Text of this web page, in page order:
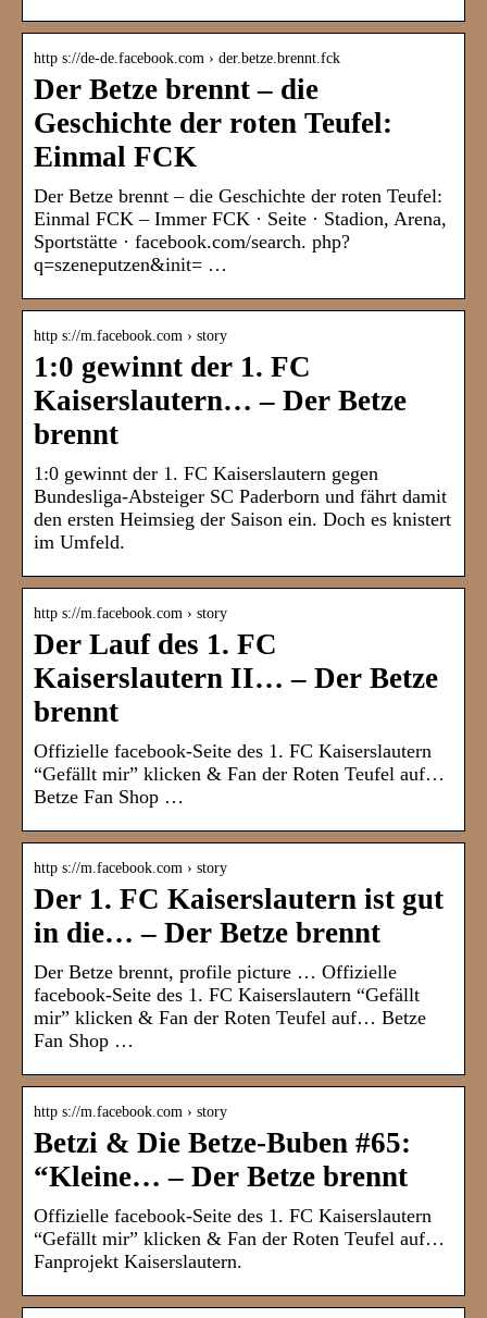
http s://de-de.facebook.com › der.betze.brennt.fck
Der Betze brennt – die
Geschichte der roten Teufel:
Einmal FCK
Der Betze brennt – die Geschichte der roten Teufel:
Einmal FCK – Immer FCK · Seite · Stadion, Arena,
Sportstätte · facebook.com/search. php?
q=szeneputzen&init= …
http s://m.facebook.com › story
1:0 gewinnt der 1. FC
Kaiserslautern… – Der Betze
brennt
1:0 gewinnt der 1. FC Kaiserslautern gegen
Bundesliga-Absteiger SC Paderborn und fährt damit
den ersten Heimsieg der Saison ein. Doch es knistert
im Umfeld.
http s://m.facebook.com › story
Der Lauf des 1. FC
Kaiserslautern II… – Der Betze
brennt
Offizielle facebook-Seite des 1. FC Kaiserslautern
“Gefällt mir” klicken & Fan der Roten Teufel auf…
Betze Fan Shop …
http s://m.facebook.com › story
Der 1. FC Kaiserslautern ist gut
in die… – Der Betze brennt
Der Betze brennt, profile picture … Offizielle
facebook-Seite des 1. FC Kaiserslautern “Gefällt
mir” klicken & Fan der Roten Teufel auf… Betze
Fan Shop …
http s://m.facebook.com › story
Betzi & Die Betze-Buben #65:
“Kleine… – Der Betze brennt
Offizielle facebook-Seite des 1. FC Kaiserslautern
“Gefällt mir” klicken & Fan der Roten Teufel auf…
Fanprojekt Kaiserslautern.